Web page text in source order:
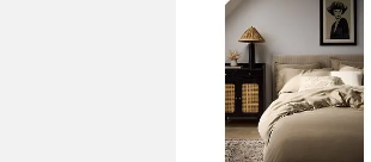
史低价：CK 女士无痕内
裤！3件装